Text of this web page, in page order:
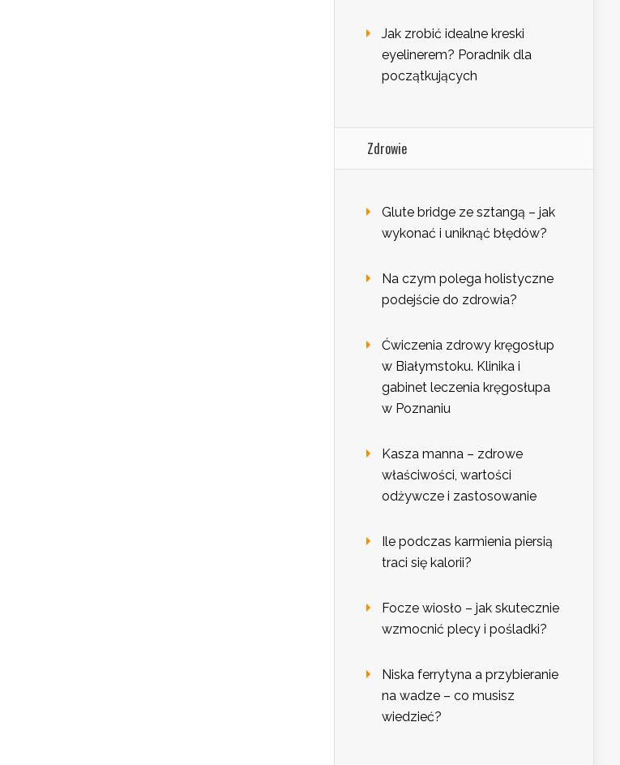
Jak zrobić idealne kreski
eyelinerem? Poradnik dla
początkujących
Zdrowie
Glute bridge ze sztangą – jak
wykonać i uniknąć błędów?
Na czym polega holistyczne
podejście do zdrowia?
Ćwiczenia zdrowy kręgosłup
w Białymstoku. Klinika i
gabinet leczenia kręgosłupa
w Poznaniu
Kasza manna – zdrowe
właściwości, wartości
odżywcze i zastosowanie
Ile podczas karmienia piersią
traci się kalorii?
Focze wiosło – jak skutecznie
wzmocnić plecy i pośladki?
Niska ferrytyna a przybieranie
na wadze – co musisz
wiedzieć?